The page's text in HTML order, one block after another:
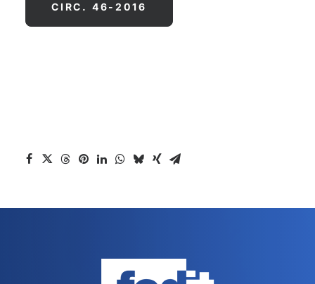
CIRC. 46-2016